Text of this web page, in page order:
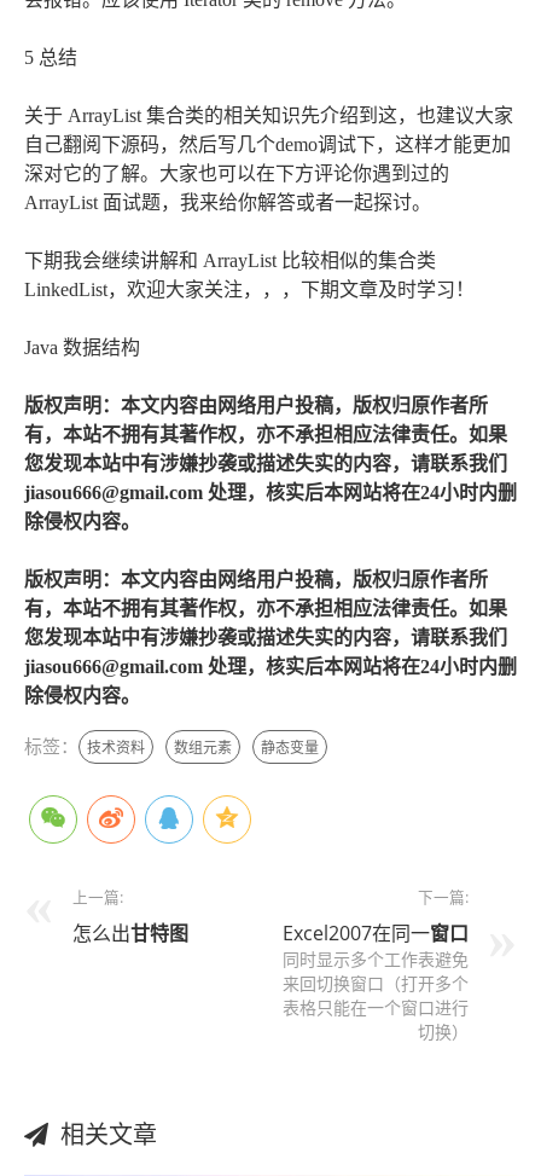
5 总结
关于 ArrayList 集合类的相关知识先介绍到这，也建议大家
自己翻阅下源码，然后写几个demo调试下，这样才能更加
深对它的了解。大家也可以在下方评论你遇到过的
ArrayList 面试题，我来给你解答或者一起探讨。
下期我会继续讲解和 ArrayList 比较相似的集合类
LinkedList，欢迎大家关注，，，下期文章及时学习！
Java 数据结构
版权声明：本文内容由网络用户投稿，版权归原作者所
有，本站不拥有其著作权，亦不承担相应法律责任。如果
您发现本站中有涉嫌抄袭或描述失实的内容，请联系我们
jiasou666@gmail.com 处理，核实后本网站将在24小时内删
除侵权内容。
版权声明：本文内容由网络用户投稿，版权归原作者所
有，本站不拥有其著作权，亦不承担相应法律责任。如果
您发现本站中有涉嫌抄袭或描述失实的内容，请联系我们
jiasou666@gmail.com 处理，核实后本网站将在24小时内删
除侵权内容。
标签： 技术资料 数组元素 静态变量
上一篇:
怎么出甘特图
下一篇:
Excel2007在同一窗口
同时显示多个工作表避免
来回切换窗口（打开多个
表格只能在一个窗口进行
切换）
相关文章